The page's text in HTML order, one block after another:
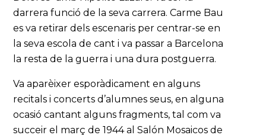
darrera funció de la seva carrera. Carme Bau
es va retirar dels escenaris per centrar-se en
la seva escola de cant i va passar a Barcelona
la resta de la guerra i una dura postguerra.
Va aparèixer esporàdicament en alguns
recitals i concerts d’alumnes seus, en alguna
ocasió cantant alguns fragments, tal com va
succeir el març de 1944 al Salón Mosaicos de